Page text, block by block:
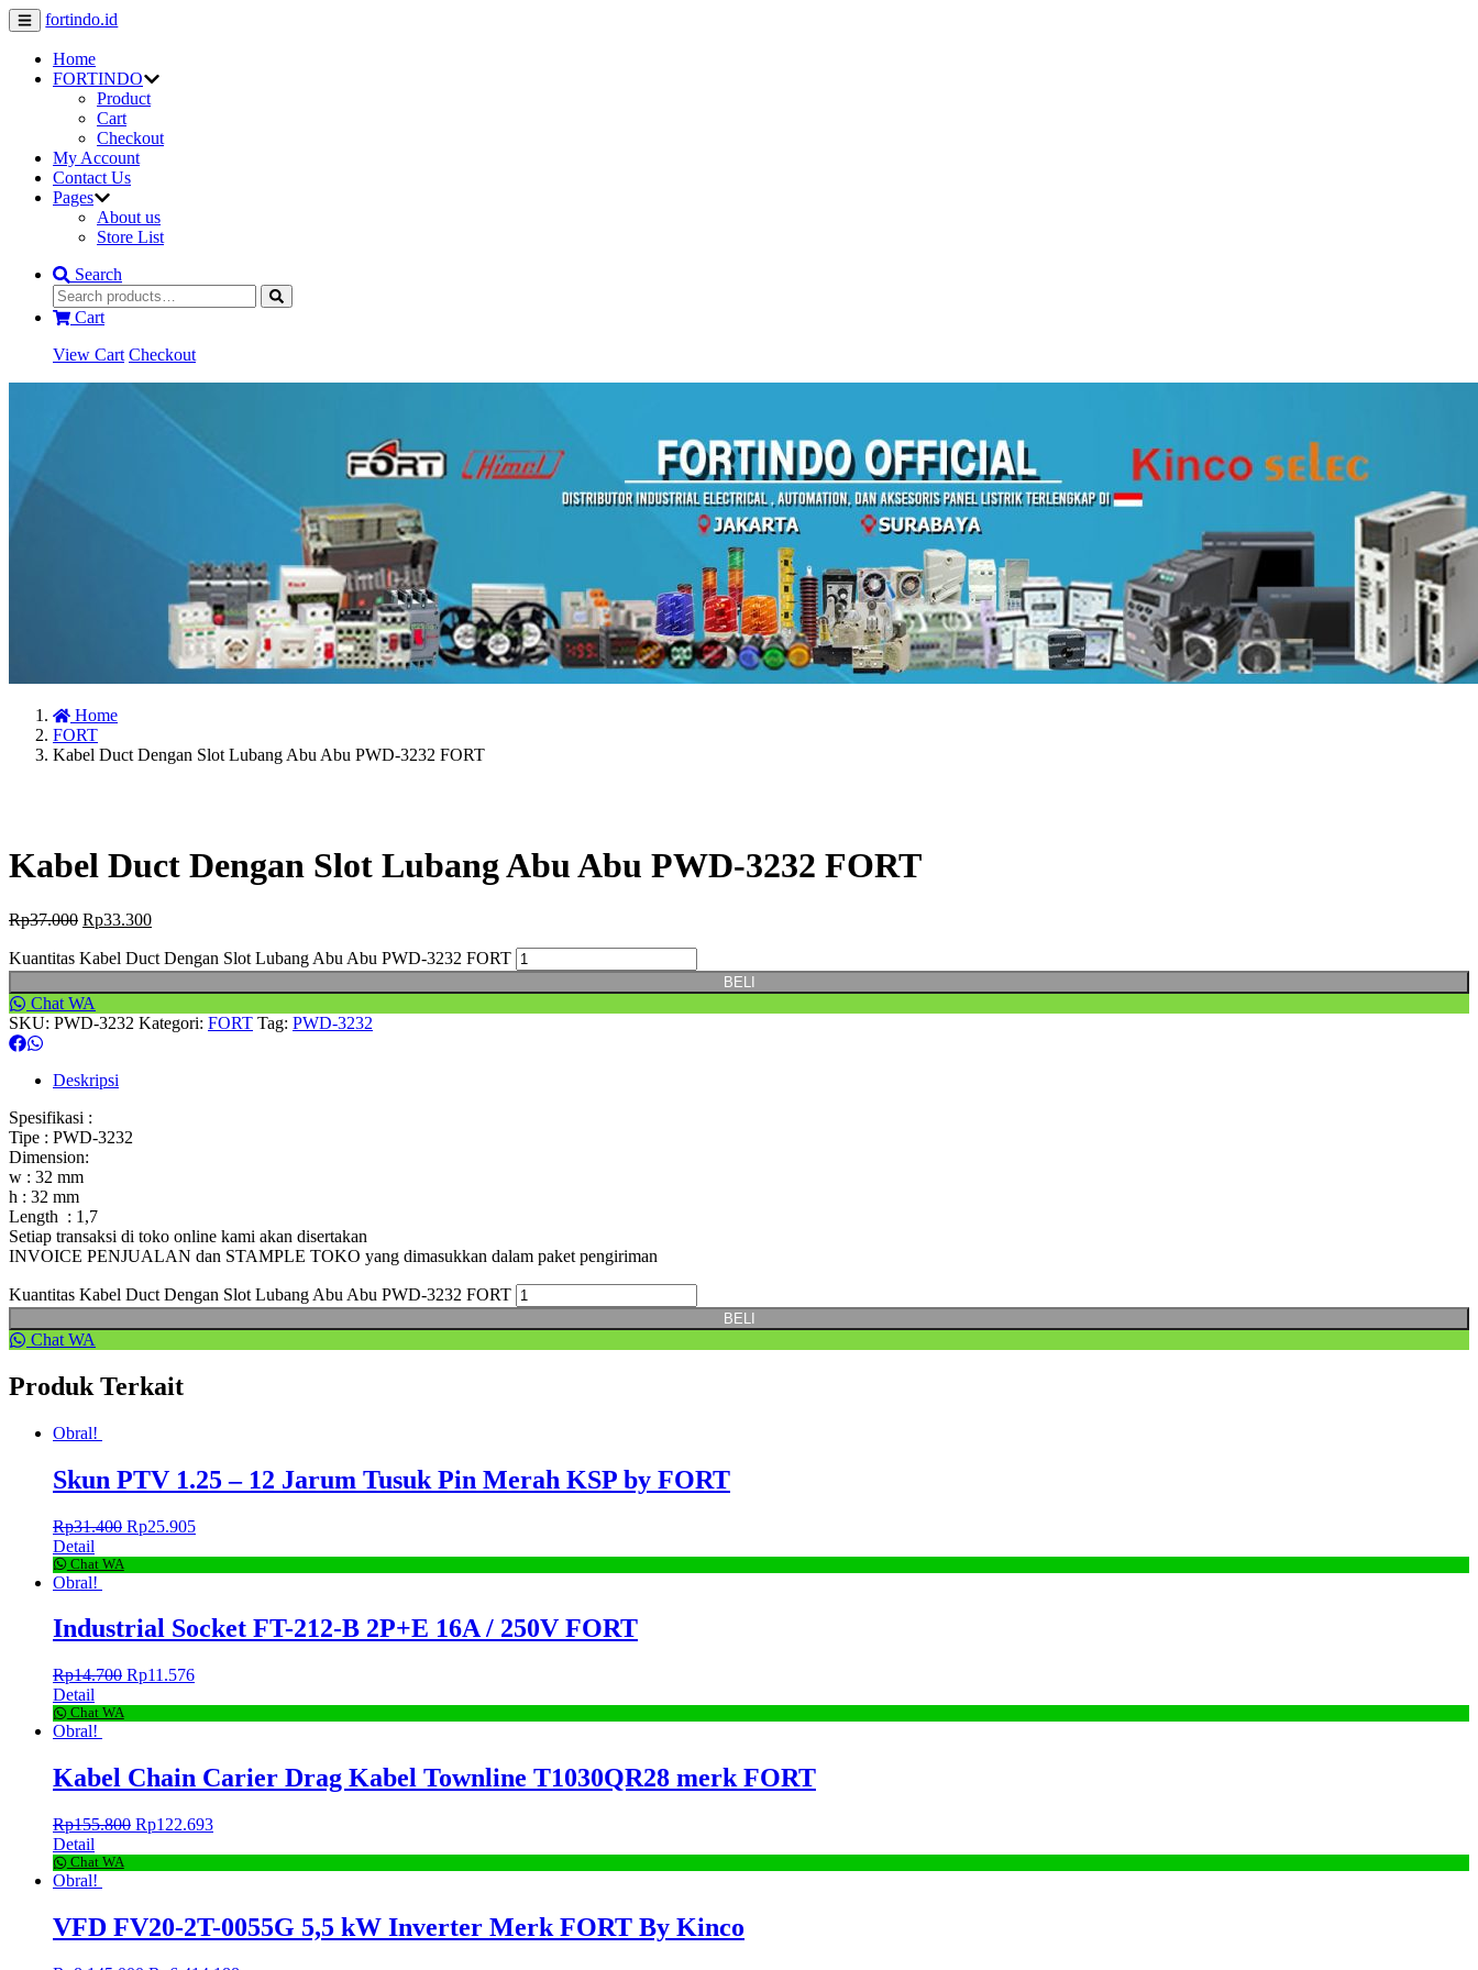
fortindo.id
Home
FORTINDO
Product
Cart
Checkout
My Account
Contact Us
Pages
About us
Store List
Search
Cart
View Cart Checkout
Home
FORT
Kabel Duct Dengan Slot Lubang Abu Abu PWD-3232 FORT
Kabel Duct Dengan Slot Lubang Abu Abu PWD-3232 FORT
Rp37.000 Rp33.300
Kuantitas Kabel Duct Dengan Slot Lubang Abu Abu PWD-3232 FORT
BELI
Chat WA
SKU: PWD-3232 Kategori: FORT Tag: PWD-3232
Deskripsi
Spesifikasi :
Tipe : PWD-3232
Dimension:
w : 32 mm
h : 32 mm
Length : 1,7
Setiap transaksi di toko online kami akan disertakan
INVOICE PENJUALAN dan STAMPLE TOKO yang dimasukkan dalam paket pengiriman
Kuantitas Kabel Duct Dengan Slot Lubang Abu Abu PWD-3232 FORT
BELI
Chat WA
Produk Terkait
Obral!
Skun PTV 1.25 – 12 Jarum Tusuk Pin Merah KSP by FORT
Rp31.400 Rp25.905
Detail
Chat WA
Obral!
Industrial Socket FT-212-B 2P+E 16A / 250V FORT
Rp14.700 Rp11.576
Detail
Chat WA
Obral!
Kabel Chain Carier Drag Kabel Townline T1030QR28 merk FORT
Rp155.800 Rp122.693
Detail
Chat WA
Obral!
VFD FV20-2T-0055G 5,5 kW Inverter Merk FORT By Kinco